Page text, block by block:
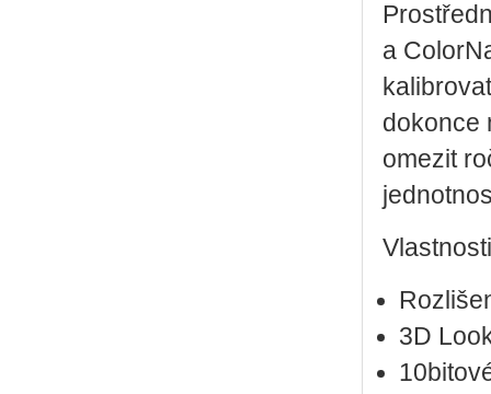
a
dokonce
omezit
Vlastnosti
3D